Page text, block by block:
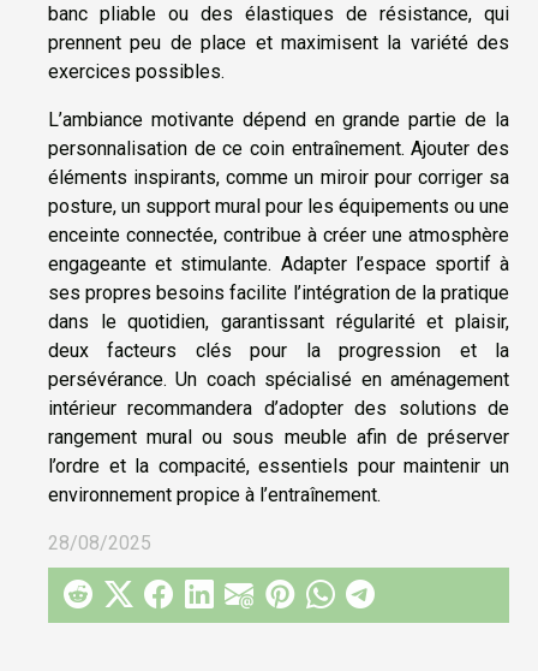
banc pliable ou des élastiques de résistance, qui
prennent peu de place et maximisent la variété des
exercices possibles.
L’ambiance motivante dépend en grande partie de la
personnalisation de ce coin entraînement. Ajouter des
éléments inspirants, comme un miroir pour corriger sa
posture, un support mural pour les équipements ou une
enceinte connectée, contribue à créer une atmosphère
engageante et stimulante. Adapter l’espace sportif à
ses propres besoins facilite l’intégration de la pratique
dans le quotidien, garantissant régularité et plaisir,
deux facteurs clés pour la progression et la
persévérance. Un coach spécialisé en aménagement
intérieur recommandera d’adopter des solutions de
rangement mural ou sous meuble afin de préserver
l’ordre et la compacité, essentiels pour maintenir un
environnement propice à l’entraînement.
28/08/2025